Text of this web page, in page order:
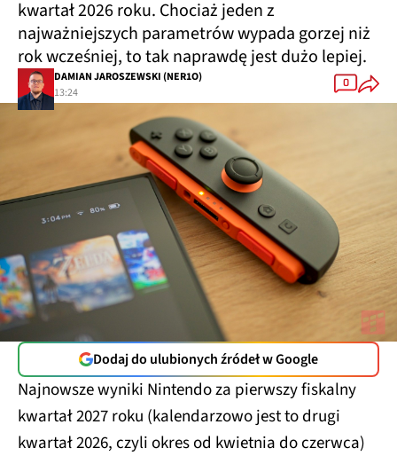
kwartał 2026 roku. Chociaż jeden z
najważniejszych parametrów wypada gorzej niż
rok wcześniej, to tak naprawdę jest dużo lepiej.
DAMIAN JAROSZEWSKI (NER1O)
13:24
0
Dodaj do ulubionych źródeł w Google
Najnowsze wyniki Nintendo za pierwszy fiskalny
kwartał 2027 roku (kalendarzowo jest to drugi
kwartał 2026, czyli okres od kwietnia do czerwca)